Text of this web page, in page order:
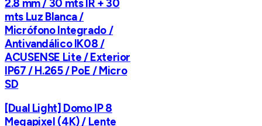
2.8 mm / 30 mts IR + 30
mts Luz Blanca /
Micrófono Integrado /
Antivandálico IK08 /
ACUSENSE Lite / Exterior
IP67 / H.265 / PoE / Micro
SD
[Dual Light] Domo IP 8
Megapixel (4K) / Lente